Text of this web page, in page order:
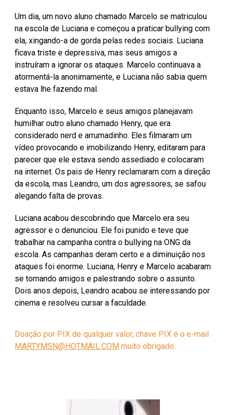
Um dia, um novo aluno chamado Marcelo se matriculou
na escola de Luciana e começou a praticar bullying com
ela, xingando-a de gorda pelas redes sociais. Luciana
ficava triste e depressiva, mas seus amigos a
instruíram a ignorar os ataques. Marcelo continuava a
atormentá-la anonimamente, e Luciana não sabia quem
estava lhe fazendo mal.
Enquanto isso, Marcelo e seus amigos planejavam
humilhar outro aluno chamado Henry, que era
considerado nerd e arrumadinho. Eles filmaram um
vídeo provocando e imobilizando Henry, editaram para
parecer que ele estava sendo assediado e colocaram
na internet. Os pais de Henry reclamaram com a direção
da escola, mas Leandro, um dos agressores, se safou
alegando falta de provas.
Luciana acabou descobrindo que Marcelo era seu
agressor e o denunciou. Ele foi punido e teve que
trabalhar na campanha contra o bullying na ONG da
escola. As campanhas deram certo e a diminuição nos
ataques foi enorme. Luciana, Henry e Marcelo acabaram
se tornando amigos e palestrando sobre o assunto.
Dois anos depois, Leandro acabou se interessando por
cinema e resolveu cursar a faculdade.
Doação por PIX de qualquer valor, chave PIX é o e-mail
MARTYMSN@HOTMAIL.COM muito obrigado.